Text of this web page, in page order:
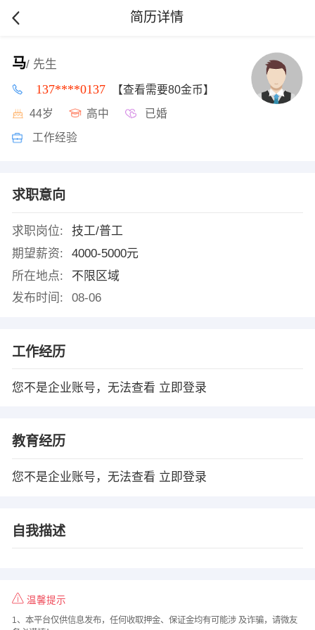
简历详情
马/ 先生
137****0137 【查看需要80金币】
44岁 高中 已婚
工作经验
求职意向
求职岗位:
技工/普工
期望薪资:
4000-5000元
所在地点:
不限区域
发布时间:
08-06
工作经历
您不是企业账号，无法查看 立即登录
教育经历
您不是企业账号，无法查看 立即登录
自我描述
温馨提示
1、本平台仅供信息发布，任何收取押金、保证金均有可能涉 及诈骗，请微友